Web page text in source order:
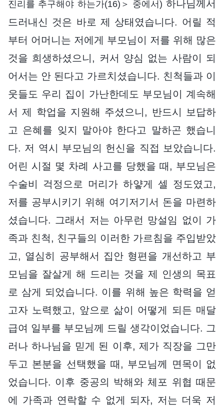
진리를 추구해야 하는가(16)＞ 중에서) 하나님께서
드러내신 것은 바로 제 상태였습니다. 어릴 적
부터 어머니는 저에게 부모님이 저를 위해 많은
것을 희생하셨으니, 커서 양심 없는 사람이 되
어서는 안 된다고 가르치셨습니다. 친척들과 이
웃들도 우리 집이 가난한데도 부모님이 계속해
서 제 학업을 지원해 주셨으니, 반드시 보답하
고 은혜를 잊지 말아야 한다고 말하곤 했습니
다. 저 역시 부모님의 헌신을 직접 보았습니다.
어린 시절 몇 차례 사고를 당했을 때, 부모님은
수술비 걱정으로 머리가 하얗게 셀 정도였고,
저를 공부시키기 위해 여기저기서 돈을 마련하
셨습니다. 그래서 저는 아무런 망설임 없이 가
족과 친척, 친구들의 이러한 가르침을 주입받았
고, 열심히 공부해서 집안 형편을 개선하고 부
모님을 잘살게 해 드리는 것을 제 인생의 목표
로 삼게 되었습니다. 이를 위해 높은 학력을 얻
고자 노력했고, 앞으로 삶이 어떻게 되든 매달
급여 일부를 부모님께 드릴 생각이었습니다. 그
러나 하나님을 믿게 된 이후, 제가 직장을 그만
두고 본분을 선택했을 때, 부모님께 면목이 없
었습니다. 이후 중공의 박해와 체포 위협 때문
에 가족과 연락할 수 없게 되자, 저는 더욱 저